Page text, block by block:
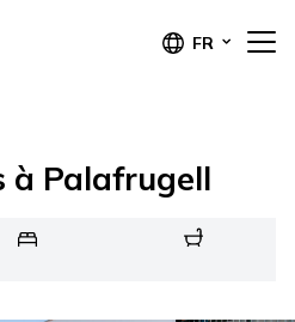
FR
Palafrugell